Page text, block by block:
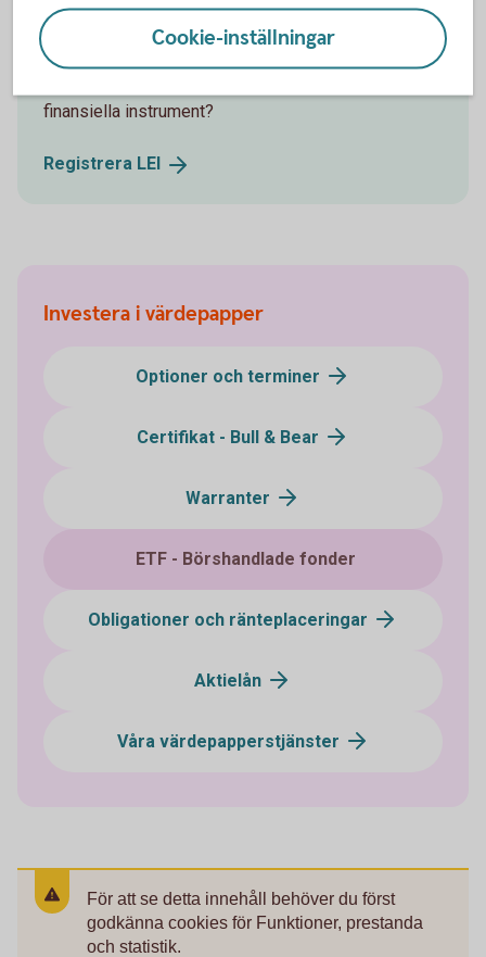
LEI – Legal Entity Identifier
finansiella instrument?
Registrera LEI
Investera i värdepapper
Optioner och terminer
Certifikat - Bull & Bear
Warranter
ETF - Börshandlade fonder
Obligationer och ränteplaceringar
Aktielån
Våra värdepapperstjänster
För att se detta innehåll behöver du först
godkänna cookies för Funktioner, prestanda
och statistik.
Cookie-inställningar